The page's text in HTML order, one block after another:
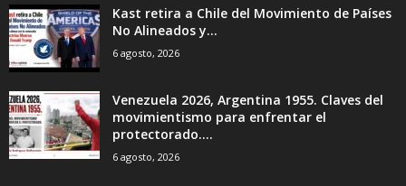
Kast retira a Chile del Movimiento de Países
No Alineados y...
6 agosto, 2026
Venezuela 2026, Argentina 1955. Claves del
movimientismo para enfrentar el
protectorado....
6 agosto, 2026